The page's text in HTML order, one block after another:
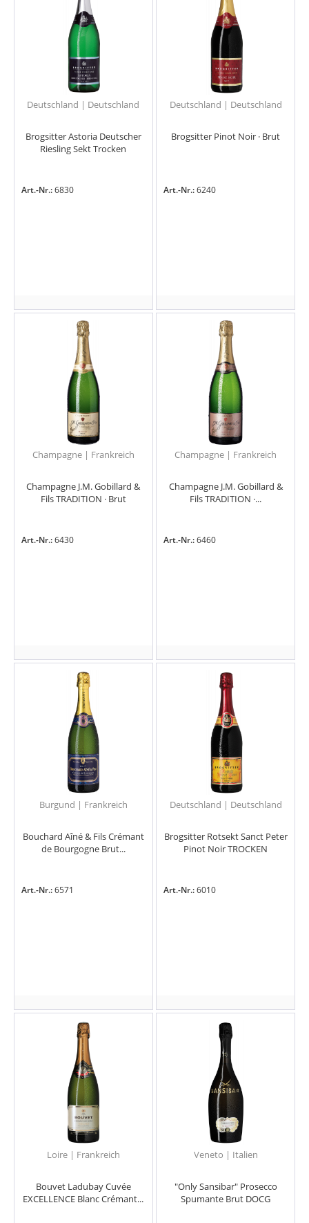
Deutschland | Deutschland
Brogsitter Astoria Deutscher
Riesling Sekt Trocken
Art.-Nr.:6830
Deutschland | Deutschland
Brogsitter Pinot Noir · Brut
Art.-Nr.:6240
Champagne | Frankreich
Champagne J.M. Gobillard &
Fils TRADITION · Brut
Art.-Nr.:6430
Champagne | Frankreich
Champagne J.M. Gobillard &
Fils TRADITION ·...
Art.-Nr.:6460
Burgund | Frankreich
Bouchard Aîné & Fils Crémant
de Bourgogne Brut...
Art.-Nr.:6571
Deutschland | Deutschland
Brogsitter Rotsekt Sanct Peter
Pinot Noir TROCKEN
Art.-Nr.:6010
Loire | Frankreich
Bouvet Ladubay Cuvée
EXCELLENCE Blanc Crémant...
Veneto | Italien
"Only Sansibar" Prosecco
Spumante Brut DOCG